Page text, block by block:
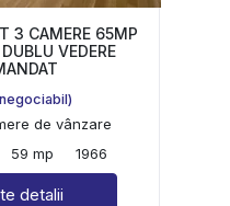
3 CAMERE 65MP
VEDERE
de vânzare
59 mp 1966
detalii